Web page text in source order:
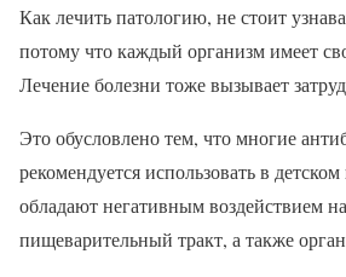
Как лечить патологию, не стоит
потому что каждый организм имеет
Лечение болезни тоже вызывает
Это обусловлено тем, что многие
рекомендуется использовать в детском
обладают негативным воздействием
пищеварительный тракт, а также